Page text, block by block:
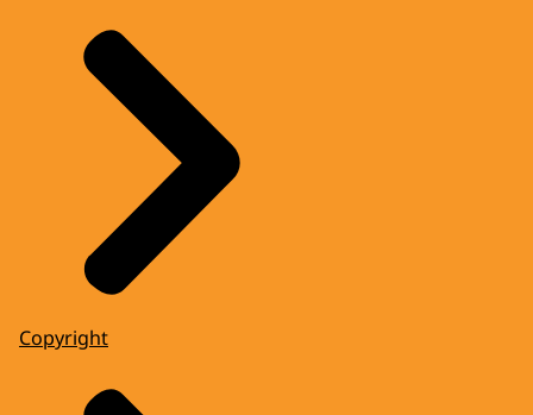
Copyright